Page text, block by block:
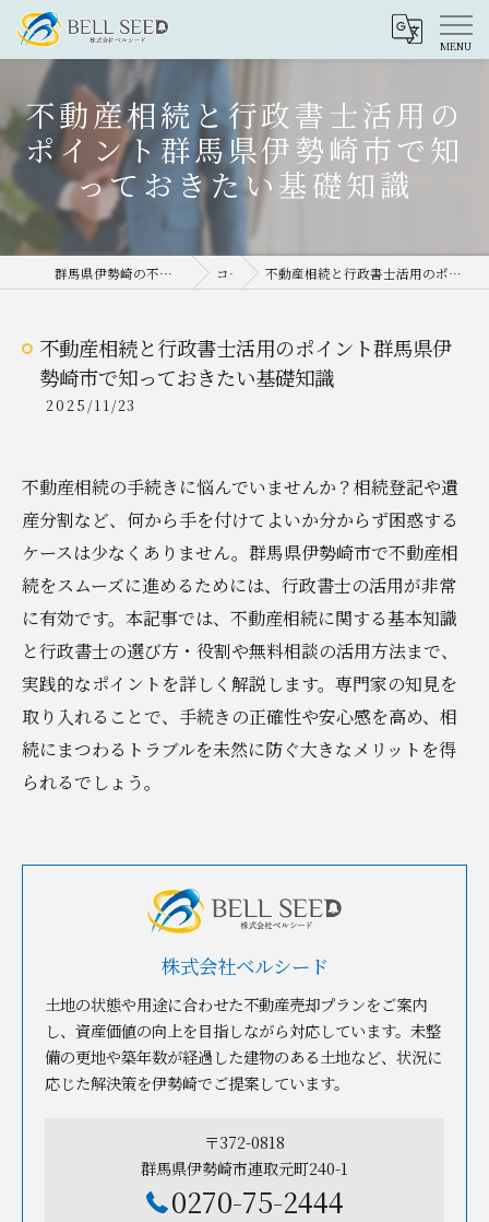
不動産相続と行政書士活用の
ポイント群馬県伊勢崎市で知
っておきたい基礎知識
群馬県伊勢崎の不動産売却なら株式会社ベルシード コラム 不動産相続と行政書士活用のポイント群馬県伊勢崎市で知っておきたい基礎知識
不動産相続と行政書士活用のポイント群馬県伊
勢崎市で知っておきたい基礎知識
2025/11/23
不動産相続の手続きに悩んでいませんか？相続登記や遺
産分割など、何から手を付けてよいか分からず困惑する
ケースは少なくありません。群馬県伊勢崎市で不動産相
続をスムーズに進めるためには、行政書士の活用が非常
に有効です。本記事では、不動産相続に関する基本知識
と行政書士の選び方・役割や無料相談の活用方法まで、
実践的なポイントを詳しく解説します。専門家の知見を
取り入れることで、手続きの正確性や安心感を高め、相
続にまつわるトラブルを未然に防ぐ大きなメリットを得
られるでしょう。
株式会社ベルシード
土地の状態や用途に合わせた不動産売却プランをご案内
し、資産価値の向上を目指しながら対応しています。未整
備の更地や築年数が経過した建物のある土地など、状況に
応じた解決策を伊勢崎でご提案しています。
〒372-0818
群馬県伊勢崎市連取元町240-1
0270-75-2444